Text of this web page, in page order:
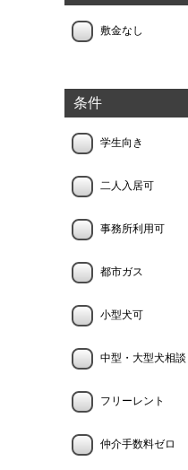
敷金なし
条件
学生向き
二人入居可
事務所利用可
都市ガス
小型犬可
中型・大型犬相談
フリーレント
仲介手数料ゼロ